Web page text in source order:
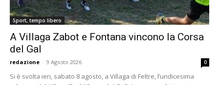
Sport, tempo libero
A Villaga Zabot e Fontana vincono la Corsa
del Gal
redazione - 9 Agosto 2026 0
Si è svolta ieri, sabato 8 agosto, a Villaga di Feltre, l’undicesima